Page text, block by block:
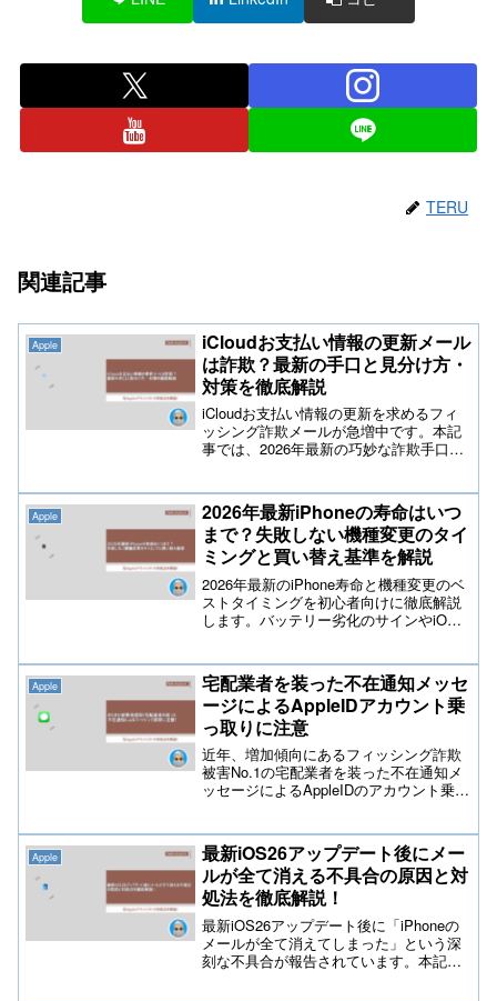
TERU
関連記事
Apple
iCloudお支払い情報の更新メール
は詐欺？最新の手口と見分け方・
対策を徹底解説
iCloudお支払い情報の更新を求めるフィ
ッシング詐欺メールが急増中です。本記
事では、2026年最新の巧妙な詐欺手口や
一、情報を入力してしまった場合の正し
い対処法も網羅。大切な個人情報と資産
をしっかり守りましょう。
Apple
2026年最新iPhoneの寿命はいつ
まで？失敗しない機種変更のタイ
ミングと買い替え基準を解説
2026年最新のiPhone寿命と機種変更のベ
ストタイミングを初心者向けに徹底解説
します。バッテリー劣化のサインやiOS
で紹介。損をしない買い替え基準を知り
たい方は必見の2万字超え完全ガイドで
す。
Apple
宅配業者を装った不在通知メッセ
ージによるAppleIDアカウント乗
っ取りに注意
近年、増加傾向にあるフィッシング詐欺
被害No.1の宅配業者を装った不在通知メ
ッセージによるAppleIDのアカウント乗っ
カウントが乗っ取られた場合の対処方法
やキャリア決済の不正利用によって補償
されるのか？実例紹介しております。
Apple
最新iOS26アップデート後にメー
ルが全て消える不具合の原因と対
処法を徹底解説！
最新iOS26アップデート後に「iPhoneの
メールが全て消えてしまった」という深
刻な不具合が報告されています。本記事